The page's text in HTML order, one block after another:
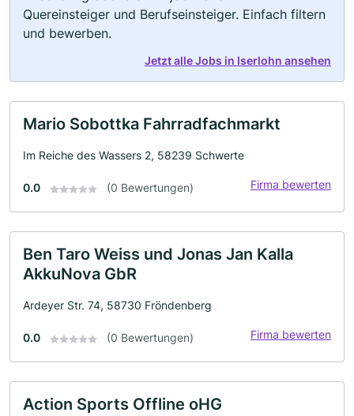
Quereinsteiger und Berufseinsteiger. Einfach filtern
und bewerben.
Jetzt alle Jobs in Iserlohn ansehen
Mario Sobottka Fahrradfachmarkt
Im Reiche des Wassers 2, 58239 Schwerte
0.0 (0 Bewertungen) Firma bewerten
Ben Taro Weiss und Jonas Jan Kalla
AkkuNova GbR
Ardeyer Str. 74, 58730 Fröndenberg
0.0 (0 Bewertungen) Firma bewerten
Action Sports Offline oHG